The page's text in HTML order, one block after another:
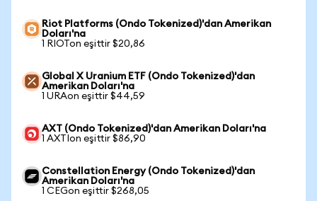
Riot Platforms (Ondo Tokenized)'dan Amerikan
Doları'na
1 RIOTon eşittir $20,86
Global X Uranium ETF (Ondo Tokenized)'dan
Amerikan Doları'na
1 URAon eşittir $44,59
AXT (Ondo Tokenized)'dan Amerikan Doları'na
1 AXTIon eşittir $86,90
Constellation Energy (Ondo Tokenized)'dan
Amerikan Doları'na
1 CEGon eşittir $268,05